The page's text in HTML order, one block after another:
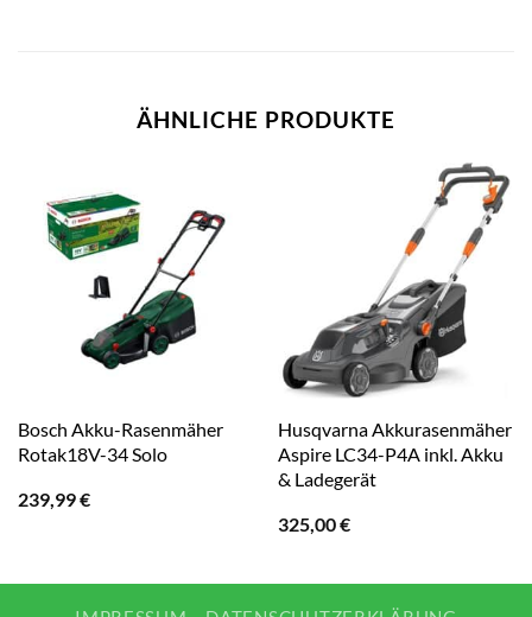
ÄHNLICHE PRODUKTE
Bosch Akku-Rasenmäher
Rotak18V-34 Solo
239,99€
Husqvarna Akkurasenmäher
Aspire LC34-P4A inkl. Akku
& Ladegerät
325,00€